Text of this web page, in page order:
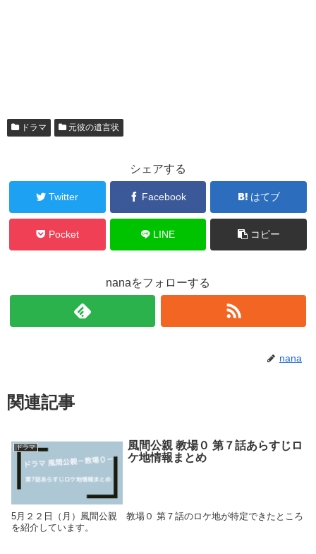
ドラマ 元彼の遺言状
シェアする
Twitter Facebook はてブ
Pocket LINE コピー
nanaをフォローする
nana
関連記事
ドラマ
風間公親 教場０ 第７話あらすじロ
ケ地情報まとめ
5月２２日（月）風間公親 教場０ 第７話のロケ地が特定できたところ
を紹介しています。